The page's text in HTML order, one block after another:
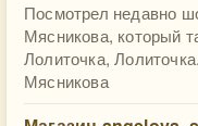
Посмотрел недавно
Мясникова, который
Лолиточка,
Мясникова